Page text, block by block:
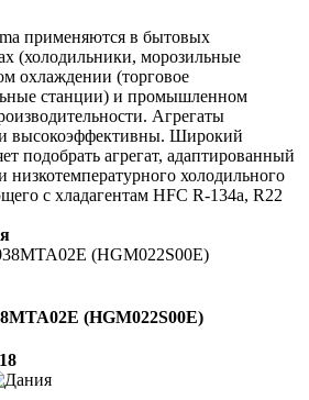
применяются в бытовых
(холодильники, морозильные
охлаждении (торговое
станции) и промышленном
Агрегаты
высокоэффективны. Широкий
подобрать агрегат, адаптированный
низкотемпературного холодильного
с хладагентам HFC R-134a, R22
(HGM022S00E)